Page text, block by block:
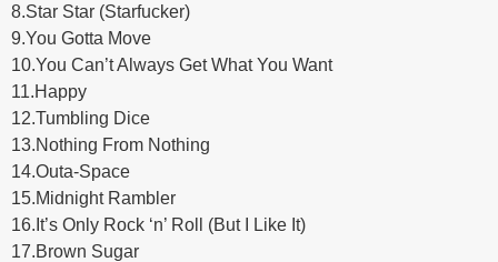
8.Star Star (Starfucker)
9.You Gotta Move
10.You Can’t Always Get What You Want
11.Happy
12.Tumbling Dice
13.Nothing From Nothing
14.Outa-Space
15.Midnight Rambler
16.It’s Only Rock ‘n’ Roll (But I Like It)
17.Brown Sugar